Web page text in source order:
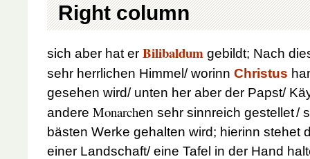
Right column
sich aber hat er Bilibaldum gebildt; Nach
sehr herrlichen Himmel/ worinn Christus
gesehen wird/ unten her aber der Papst/
andere Monarchen sehr sinnreich gestellet/
bästen Werke gehalten wird; hierinn stehet
einer Landschaft/ eine Tafel in der Hand